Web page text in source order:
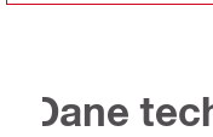
Dane